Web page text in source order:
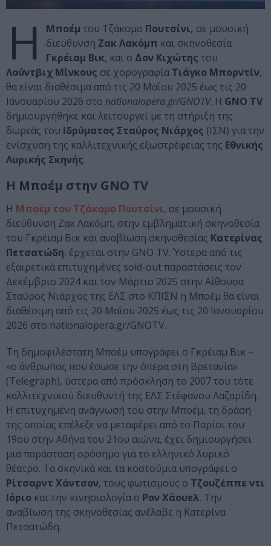
Η Μποέμ του Τζάκομο Πουτσίνι, σε μουσική
διεύθυνση Ζακ Λακόμπ και σκηνοθεσία
Γκρέιαμ Βικ, και ο Δον Κιχώτης του
Λούντβιχ Μίνκους σε χορογραφία Τιάγκο Μπορντίν,
θα είναι διαθέσιμα από τις 20 Μαΐου 2025 έως τις 20
Ιανουαρίου 2026 στο nationalopera.gr/GNOTV. H GNO TV
δημιουργήθηκε και λειτουργεί με τη στήριξη της
δωρεάς του Ιδρύματος Σταύρος Νιάρχος (ΙΣΝ) για την
ενίσχυση της καλλιτεχνικής εξωστρέφειας της Εθνικής
Λυρικής Σκηνής.
Η Μποέμ στην GNO TV
H Μποέμ του Τζάκομο Πουτσίνι, σε μουσική
διεύθυνση Ζακ Λακόμπ, στην εμβληματική σκηνοθεσία
του Γκρέιαμ Βικ και αναβίωση σκηνοθεσίας Κατερίνας
Πετσατώδη, έρχεται στην GNO TV. Ύστερα από τις
εξαιρετικά επιτυχημένες sold-out παραστάσεις τον
Δεκέμβριο 2024 και τον Μάρτιο 2025 στην Αίθουσα
Σταύρος Νιάρχος της ΕΛΣ στο ΚΠΙΣΝ η Μποέμ θα είναι
διαθέσιμη από τις 20 Μαΐου 2025 έως τις 20 Ιανουαρίου
2026 στο nationalopera.gr/GNOTV.
Τη δημοφιλέστατη Μποέμ υπογράφει ο Γκρέιαμ Βικ –
«ο άνθρωπος που έσωσε την όπερα στη Βρετανία»
(Telegraph), ύστερα από πρόσκληση το 2007 του τότε
καλλιτεχνικού διευθυντή της ΕΛΣ Στέφανου Λαζαρίδη.
Η επιτυχημένη ανάγνωσή του στην Μποέμ, τη δράση
της οποίας επέλεξε να μεταφέρει από το Παρίσι του
19ου στην Αθήνα του 21ου αιώνα, έχει δημιουργήσει
μια παράσταση ορόσημο για το ελληνικό λυρικό
θέατρο. Τα σκηνικά και τα κοστούμια υπογράφει ο
Ρίτσαρντ Χάντσον, τους φωτισμούς ο Τζουζέππε ντι
Ιόριο και την κινησιολογία ο Ρον Χάουελ. Την
αναβίωση της σκηνοθεσίας ανέλαβε η Κατερίνα
Πετσατώδη.